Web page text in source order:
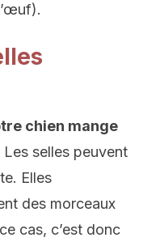
chien mange
Les selles peuvent
Elles
des morceaux
cas, c’est donc